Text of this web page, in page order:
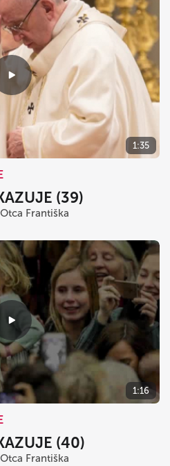
1:35
(39)
Františka
1:16
(40)
Františka